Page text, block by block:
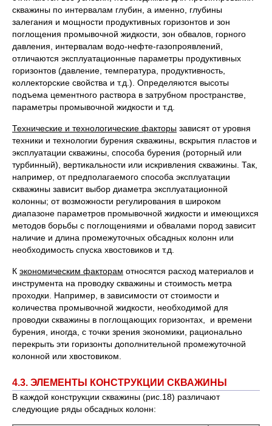
скважины по интервалам глубин, а именно, глубины
залегания и мощности продуктивных горизонтов и зон
поглощения промывочной жидкости, зон обвалов, горного
давления, интервалам водо-нефте-газопроявлений,
отличаются эксплуатационные параметры продуктивных
горизонтов (давление, температура, продуктивность,
коллекторские свойства и т.д.). Определяются высоты
подъема цементного раствора в затрубном пространстве,
параметры промывочной жидкости и т.д.
Технические и технологические факторы зависят от уровня
техники и технологии бурения скважины, вскрытия пластов и
эксплуатации скважины, способа бурения (роторный или
турбинный), вертикальности или искривления скважины. Так,
например, от предполагаемого способа эксплуатации
скважины зависит выбор диаметра эксплуатационной
колонны; от возможности регулирования в широком
диапазоне параметров промывочной жидкости и имеющихся
методов борьбы с поглощениями и обвалами пород зависит
наличие и длина промежуточных обсадных колонн или
необходимость спуска хвостовиков и т.д.
К экономическим факторам относятся расход материалов и
инструмента на проводку скважины и стоимость метра
проходки. Например, в зависимости от стоимости и
количества промывочной жидкости, необходимой для
проводки скважины в поглощающих горизонтах, и времени
бурения, иногда, с точки зрения экономики, рационально
перекрыть эти горизонты дополнительной промежуточной
колонной или хвостовиком.
4.3. ЭЛЕМЕНТЫ КОНСТРУКЦИИ СКВАЖИНЫ
В каждой конструкции скважины (рис.18) различают
следующие ряды обсадных колонн: